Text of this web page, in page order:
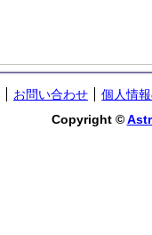
お問い合わせ
個人情
Copyright ©